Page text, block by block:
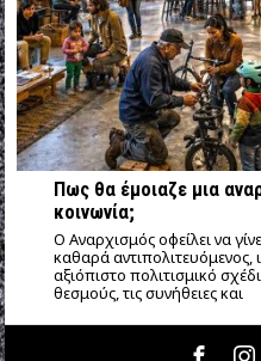
Πως θα έμοιαζε μια
κοινωνία;
Ο Αναρχισμός οφείλει να
καθαρά αντιπολιτευόμενος,
αξιόπιστο πολιτισμικό
θεσμούς, τις συνήθειες και